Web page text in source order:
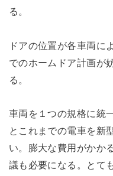
る。
ドアの位置が各車両に
でのホームドア計画が
る。
車両を１つの規格に統
とこれまでの電車を新
い。膨大な費用がかか
議も必要になる。とて